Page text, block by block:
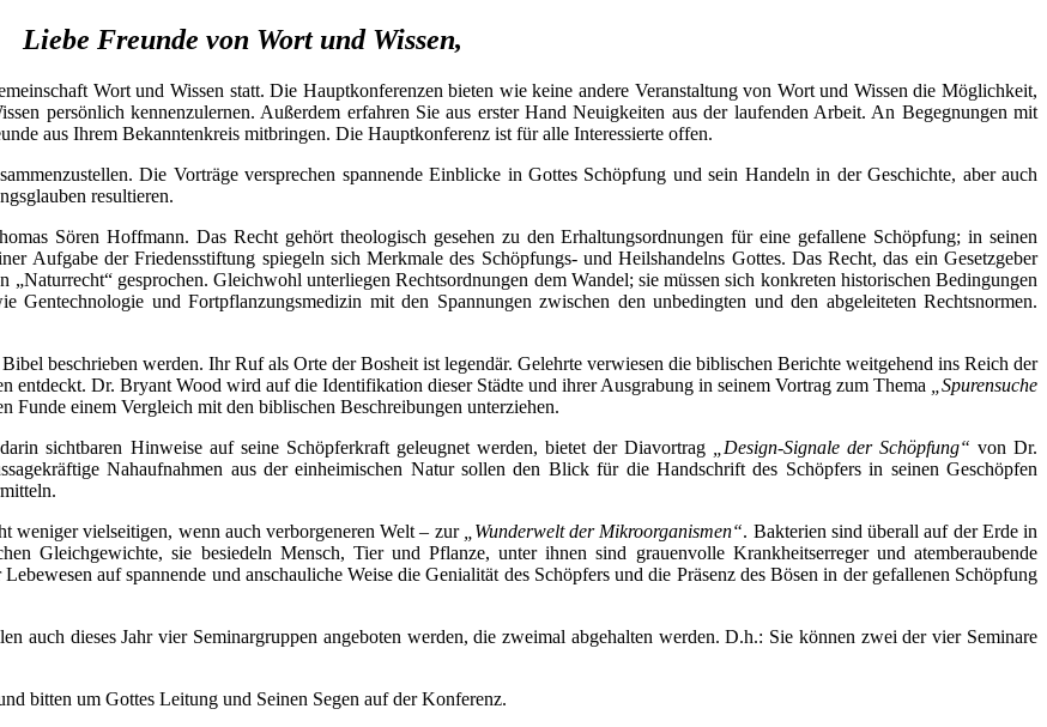
Liebe Freunde von Wort und Wissen,
Wort und Wissen statt. Die Hauptkonferenzen bieten wie keine andere Veranstaltung von Wort und Wissen die Möglichkeit,
persönlich kennenzulernen. Außerdem erfahren Sie aus erster Hand Neuigkeiten aus der laufenden Arbeit. An Begegnungen mit
aus Ihrem Bekanntenkreis mitbringen. Die Hauptkonferenz ist für alle Interessierte offen.
Die Vorträge versprechen spannende Einblicke in Gottes Schöpfung und sein Handeln in der Geschichte, aber auch
resultieren.
Sören Hoffmann. Das Recht gehört theologisch gesehen zu den Erhaltungsordnungen für eine gefallene Schöpfung; in seinen
Aufgabe der Friedensstiftung spiegeln sich Merkmale des Schöpfungs- und Heilshandelns Gottes. Das Recht, das ein Gesetzgeber
gesprochen. Gleichwohl unterliegen Rechtsordnungen dem Wandel; sie müssen sich konkreten historischen Bedingungen
und Fortpflanzungsmedizin mit den Spannungen zwischen den unbedingten und den abgeleiteten Rechtsnormen.
beschrieben werden. Ihr Ruf als Orte der Bosheit ist legendär. Gelehrte verwiesen die biblischen Berichte weitgehend ins Reich der
Dr. Bryant Wood wird auf die Identifikation dieser Städte und ihrer Ausgrabung in seinem Vortrag zum Thema
„Spurensuche
Funde einem Vergleich mit den biblischen Beschreibungen unterziehen.
sichtbaren Hinweise auf seine Schöpferkraft geleugnet werden, bietet der Diavortrag
„Design-Signale der Schöpfung“ von Dr.
Nahaufnahmen aus der einheimischen Natur sollen den Blick für die Handschrift des Schöpfers in seinen Geschöpfen
weniger vielseitigen, wenn auch verborgeneren Welt – zur
„Wunderwelt der Mikroorganismen“. Bakterien sind überall auf der Erde in
Gleichgewichte, sie besiedeln Mensch, Tier und Pflanze, unter ihnen sind grauenvolle Krankheitserreger und atemberaubende
auf spannende und anschauliche Weise die Genialität des Schöpfers und die Präsenz des Bösen in der gefallenen Schöpfung
auch dieses Jahr vier Seminargruppen angeboten werden, die zweimal abgehalten werden. D.h.: Sie können zwei der vier Seminare
bitten um Gottes Leitung und Seinen Segen auf der Konferenz.